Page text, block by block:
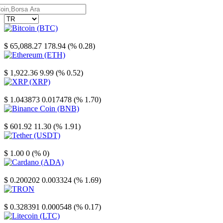
$ 65,088.27 178.94 (% 0.28)
$ 1,922.36 9.99 (% 0.52)
$ 1.043873 0.017478 (% 1.70)
$ 601.92 11.30 (% 1.91)
$ 1.00 0 (% 0)
$ 0.200202 0.003324 (% 1.69)
$ 0.328391 0.000548 (% 0.17)